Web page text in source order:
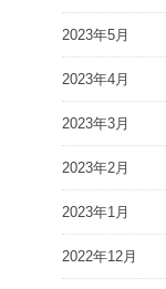
2023年5月
2023年4月
2023年3月
2023年2月
2023年1月
2022年12月